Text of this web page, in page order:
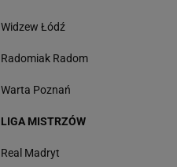
Widzew Łódź
Radomiak Radom
Warta Poznań
LIGA MISTRZÓW
Real Madryt